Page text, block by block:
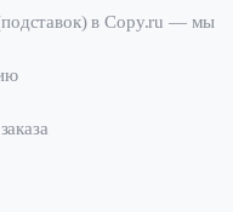
(подставок) в Copy.ru — мы